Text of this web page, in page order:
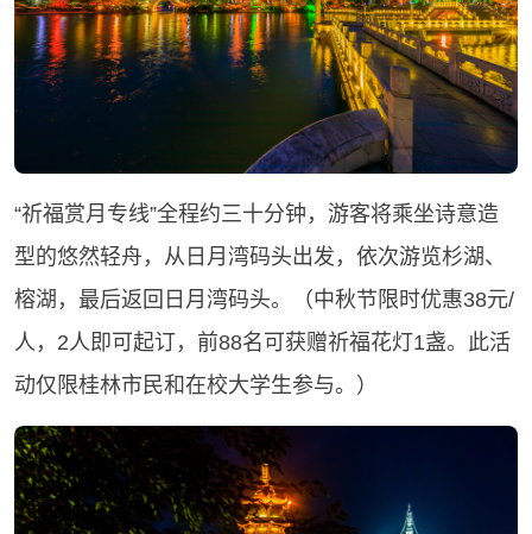
“祈福赏月专线”全程约三十分钟，游客将乘坐诗意造
型的悠然轻舟，从日月湾码头出发，依次游览杉湖、
榕湖，最后返回日月湾码头。（中秋节限时优惠38元/
人，2人即可起订，前88名可获赠祈福花灯1盏。此活
动仅限桂林市民和在校大学生参与。）